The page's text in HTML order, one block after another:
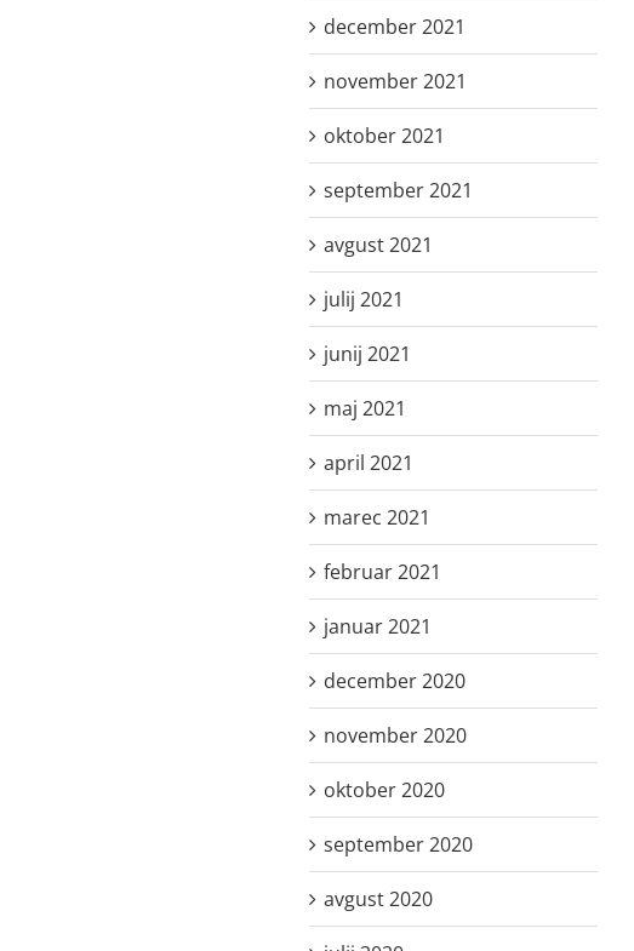
december 2021
november 2021
oktober 2021
september 2021
avgust 2021
julij 2021
junij 2021
maj 2021
april 2021
marec 2021
februar 2021
januar 2021
december 2020
november 2020
oktober 2020
september 2020
avgust 2020